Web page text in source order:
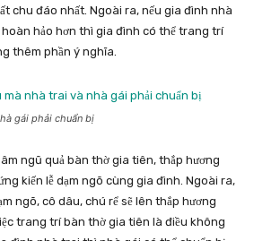
chu đáo nhất. Ngoài ra, nếu gia đình nhà
hảo hơn thì gia đình có thể trang trí
thêm phần ý nghĩa.
gái phải chuẩn bị
ngũ quả bàn thờ gia tiên, thắp hương
kiến lễ dạm ngõ cùng gia đình. Ngoài ra,
ngõ, cô dâu, chú rể sẽ lên thắp hương
trang trí bàn thờ gia tiên là điều không